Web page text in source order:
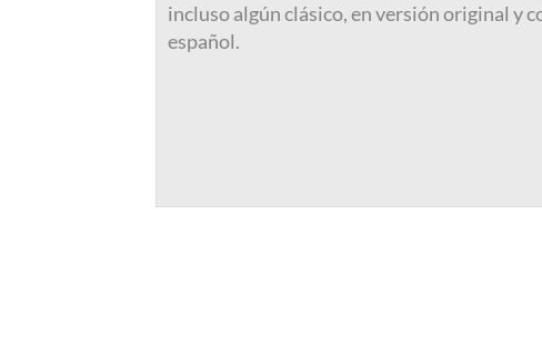
incluso algún clásico, en versión original y
español.